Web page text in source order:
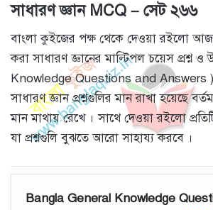
সাধারণ জ্ঞান MCQ – সেট ২৬৬
বাংলা কুইজের পক্ষ থেকে দেওয়া রইলো
করা সাধারণ জ্ঞানের মাল্টিপল চয়েস প্রশ্ন
Knowledge Questions and Answers
সাধারণ জ্ঞান প্রশ্নগুলির মান রাখা হয়েছে
মান মাথায় রেখে । সাথে দেওয়া রইলো প্রতিটি
যা প্রশ্নগুলি বুঝতে আরো সাহায্য করবে ।
Bangla General Knowledge